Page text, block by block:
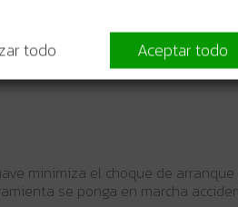
minimiza el choque de
se ponga en marcha
todo Aceptar todo